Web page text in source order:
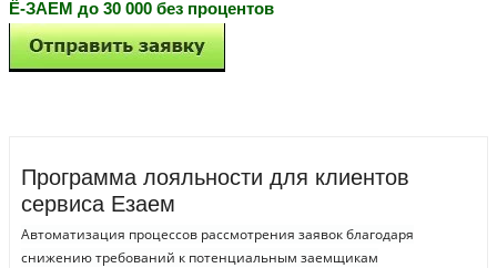
Ё-ЗАЕМ до 30 000 без процентов
Программа лояльности для клиентов
сервиса Езаем
Автоматизация процессов рассмотрения заявок благодаря
снижению требований к потенциальным заемщикам